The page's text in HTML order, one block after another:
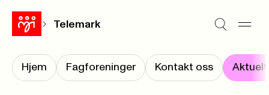
Telemark
Hjem Fagforeninger Kontakt oss Aktuelt